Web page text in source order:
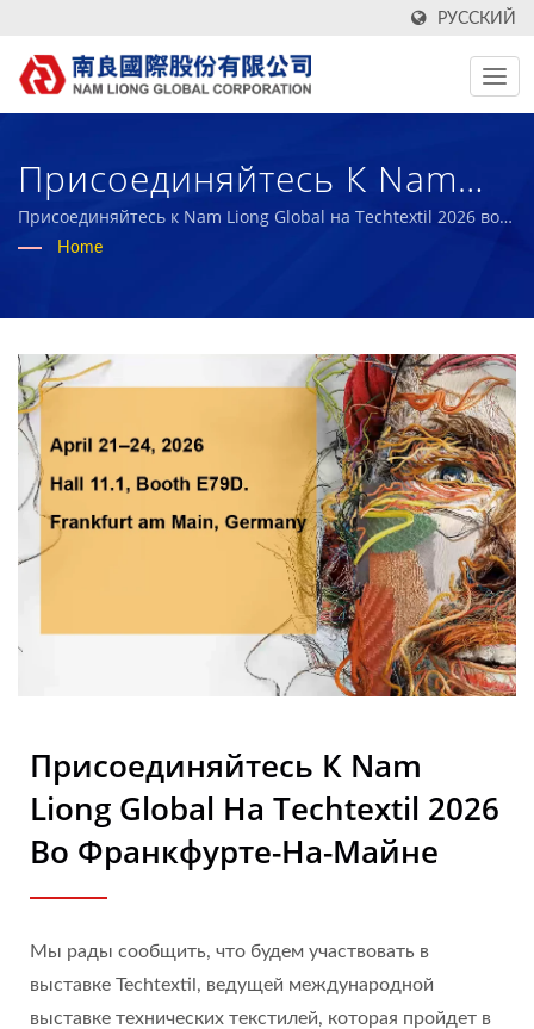
РУССКИЙ
Присоединяйтесь К Nam
Liong Global На Techtextil
Майне | Более 50 Лет
Производитель
Высококачественных
Технических Тканей И
Биорезинового Поролона
| Nam Liong
Присоединяйтесь к Nam Liong Global на Techtextil 2026 во
Франкфурте-на-Майне
Home
Присоединяйтесь К Nam
Liong Global На Techtextil 2026
Во Франкфурте-На-Майне
Мы рады сообщить, что будем участвовать в
выставке Techtextil, ведущей международной
выставке технических текстилей, которая пройдет в